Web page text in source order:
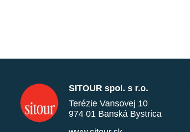
SITOUR spol. s r.o.
Terézie Vansovej 10
974 01 Banská Bystrica